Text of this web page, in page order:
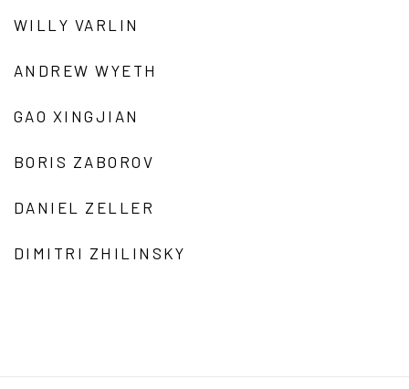
WILLY VARLIN
ANDREW WYETH
GAO XINGJIAN
BORIS ZABOROV
DANIEL ZELLER
DIMITRI ZHILINSKY